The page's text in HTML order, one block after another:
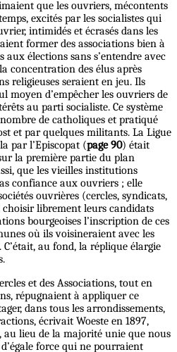
que les ouvriers, mécontents
excités par les socialistes qui
intimidés et écrasés dans les
former des associations bien à
élections sans s’entendre avec
concentration des élus après
religieuses seraient en jeu. Ils
moyen d’empêcher les ouvriers de
au parti socialiste. Ce système
de catholiques et pratiqué
et par quelques militants. La Ligue
par l’Episcopat (page 90) était
la première partie du plan
que les vieilles institutions
confiance aux ouvriers ; elle
ouvrières (cercles, syndicats,
librement leurs candidats
bourgeoises l’inscription de ces
où ils voisineraient avec les
au fond, la réplique élargie
et des Associations, tout en
répugnaient à appliquer ce
dans tous les arrondissements,
écrivait Woeste en 1897,
au lieu de la majorité unie que nous
force qui ne pourraient